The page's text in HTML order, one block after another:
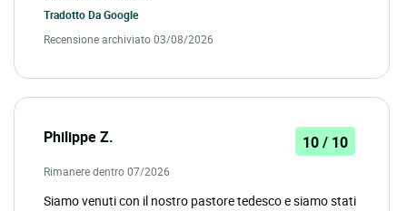
Tradotto DaGoogle
Recensione archiviato 03/08/2026
Philippe Z. 10 / 10
Rimanere dentro 07/2026
Siamo venuti con il nostro pastore tedesco e siamo stati